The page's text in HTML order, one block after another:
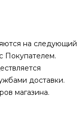
на следующий
Покупателем.
доставки.
магазина.